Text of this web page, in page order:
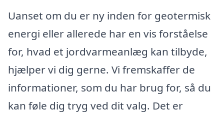
Uanset om du er ny inden for geotermisk
energi eller allerede har en vis forståelse
for, hvad et jordvarmeanlæg kan tilbyde,
hjælper vi dig gerne. Vi fremskaffer de
informationer, som du har brug for, så du
kan føle dig tryg ved dit valg. Det er